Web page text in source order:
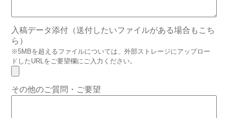
入稿データ添付（送付したいファイルがある場合もこち
ら）
※5MBを超えるファイルについては、外部ストレージにアップロー
ドしたURLをご要望欄にご入力ください。
その他のご質問・ご要望